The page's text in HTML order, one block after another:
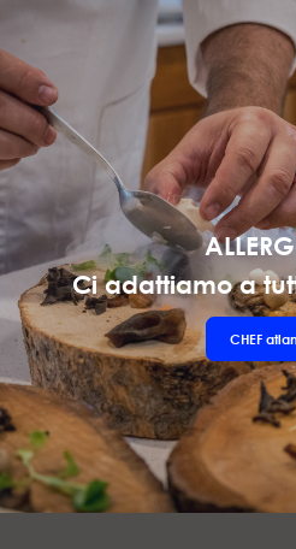
Ci adattiamo a
CHEF